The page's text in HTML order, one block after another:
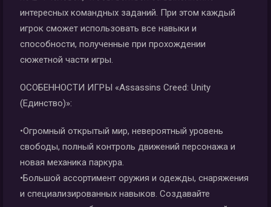
интересных командных заданий. При этом каждый
игрок сможет использовать все навыки и
способности, полученные при прохождении
сюжетной части игры.
ОСОБЕННОСТИ ИГРЫ «Assassins Creed: Unity
(Единство)»:
•Огромный открытый мир, невероятный уровень
свободы, полный контроль движений персонажа и
новая механика паркура.
•Большой ассортимент оружия и одежды, снаряжения
и специализированных навыков. Создавайте